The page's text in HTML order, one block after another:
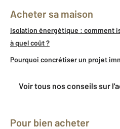
Acheter sa maison
Isolation énergétique : comment
à quel coût ?
Pourquoi concrétiser un projet
Voir tous nos conseils sur
Pour bien acheter